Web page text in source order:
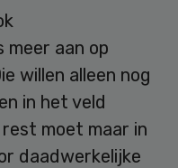
aan op
willen alleen nog
in het veld
moet maar in
daadwerkelijke